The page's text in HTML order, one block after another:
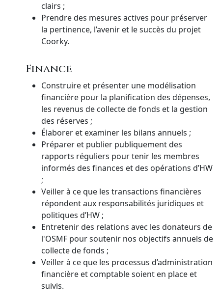
clairs ;
Prendre des mesures actives pour préserver
la pertinence, l’avenir et le succès du projet
Coorky.
Finance
Construire et présenter une modélisation
financière pour la planification des dépenses,
les revenus de collecte de fonds et la gestion
des réserves ;
Élaborer et examiner les bilans annuels ;
Préparer et publier publiquement des
rapports réguliers pour tenir les membres
informés des finances et des opérations d’HW
;
Veiller à ce que les transactions financières
répondent aux responsabilités juridiques et
politiques d’HW ;
Entretenir des relations avec les donateurs de
l'OSMF pour soutenir nos objectifs annuels de
collecte de fonds ;
Veiller à ce que les processus d’administration
financière et comptable soient en place et
suivis.